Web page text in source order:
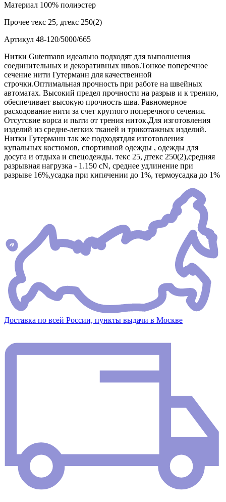
Материал 100% полиэстер
Прочее текс 25, дтекс 250(2)
Артикул 48-120/5000/665
Нитки Gutermann идеально подходят для выполнения
соединительных и декоративных швов.Тонкое поперечное
сечение нити Гутерманн для качественной
строчки.Оптимальная прочность при работе на швейных
автоматах. Высокий предел прочности на разрыв и к трению,
обеспечивает высокую прочность шва. Равномерное
расходование нити за счет круглого поперечного сечения.
Отсутсвие ворса и пыти от трения ниток.Для изготовления
изделий из средне-легких тканей и трикотажных изделий.
Нитки Гутерманн так же подходятдля изготовления
купальных костюмов, спортивной одежды , одежды для
досуга и отдыха и спецодежды. текс 25, дтекс 250(2),средняя
разрывная нагрузка - 1.150 сN, среднее удлинение при
разрыве 16%,усадка при кипячении до 1%, термоусадка до 1%
Доставка по всей России, пункты выдачи в Москве